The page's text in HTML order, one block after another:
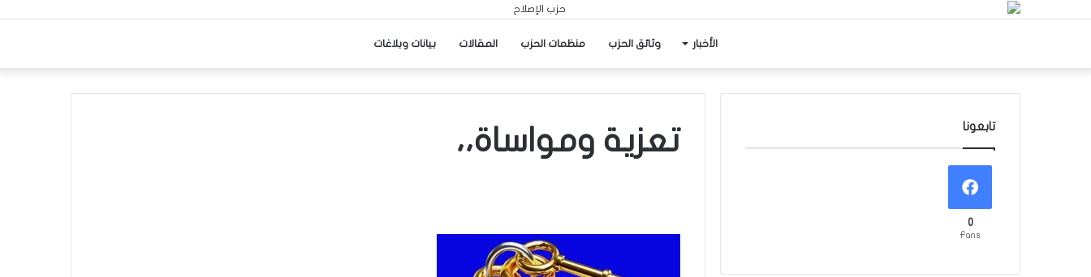
الأخبار وثائق الحزب منظمات الحزب المقالات بيانات وبلاغات
تعزية ومواساة،، تابعونا
0
Fans